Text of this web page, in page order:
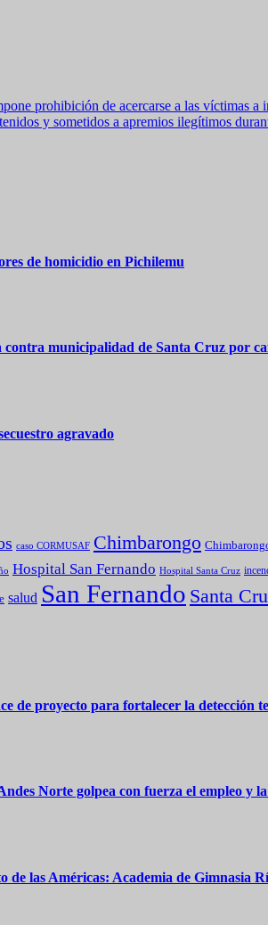
prohibición de acercarse a las víctimas
y sometidos a apremios ilegítimos
de homicidio en Pichilemu
municipalidad de Santa Cruz por
agravado
caso CORMUSAF Chimbarongo
Hospital San Fernando Hospital Santa Cruz
salud San Fernando Santa
de proyecto para fortalecer la detección
Norte golpea con fuerza el empleo y
de las Américas: Academia de Gimnasia